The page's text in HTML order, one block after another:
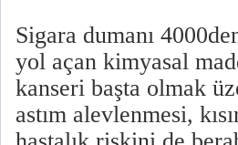
Sigara dumanı
yol açan kimyasal
kanseri başta olmak
astım alevlenmesi,